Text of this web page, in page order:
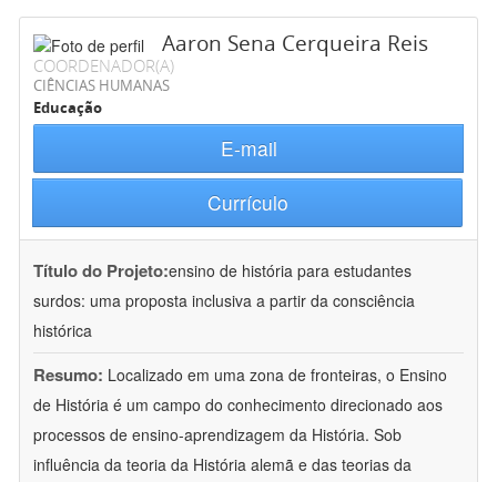
Aaron Sena Cerqueira Reis
COORDENADOR(A)
CIÊNCIAS HUMANAS
Educação
E-mail
Currículo
Título do Projeto:ensino de história para estudantes
surdos: uma proposta inclusiva a partir da consciência
histórica
Resumo: Localizado em uma zona de fronteiras, o Ensino
de História é um campo do conhecimento direcionado aos
processos de ensino-aprendizagem da História. Sob
influência da teoria da História alemã e das teorias da